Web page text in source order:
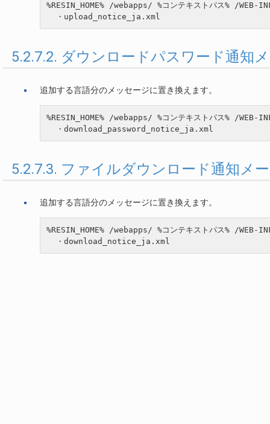
%RESIN_HOME% /webapps/ %コンテキストパス% /
5.2.7.2. ダウンロードパスワード通知
追加する言語分のメッセージに置き換えます。
%RESIN_HOME% /webapps/ %コンテキストパス% /
5.2.7.3. ファイルダウンロード通知メ
追加する言語分のメッセージに置き換えます。
%RESIN_HOME% /webapps/ %コンテキストパス% /